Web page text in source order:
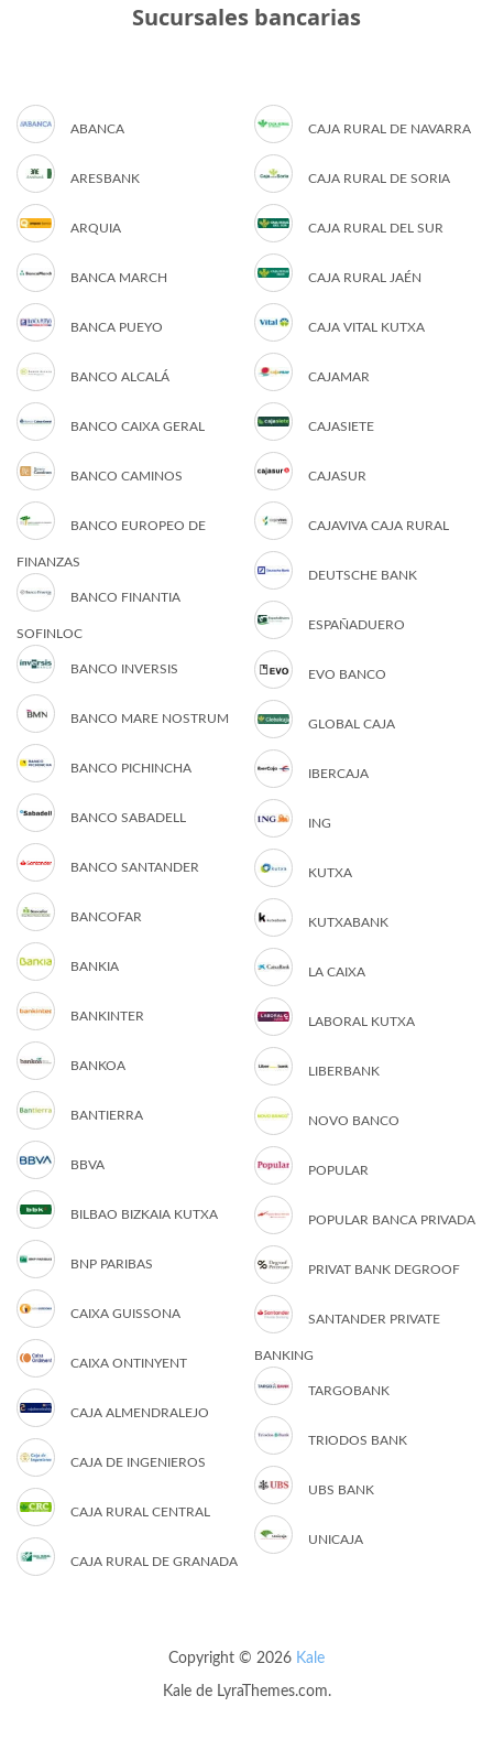
Sucursales bancarias
ABANCA
ARESBANK
ARQUIA
BANCA MARCH
BANCA PUEYO
BANCO ALCALÁ
BANCO CAIXA GERAL
BANCO CAMINOS
BANCO EUROPEO DE
FINANZAS
BANCO FINANTIA
SOFINLOC
BANCO INVERSIS
BANCO MARE NOSTRUM
BANCO PICHINCHA
BANCO SABADELL
BANCO SANTANDER
BANCOFAR
BANKIA
BANKINTER
BANKOA
BANTIERRA
BBVA
BILBAO BIZKAIA KUTXA
BNP PARIBAS
CAIXA GUISSONA
CAIXA ONTINYENT
CAJA ALMENDRALEJO
CAJA DE INGENIEROS
CAJA RURAL CENTRAL
CAJA RURAL DE GRANADA
CAJA RURAL DE NAVARRA
CAJA RURAL DE SORIA
CAJA RURAL DEL SUR
CAJA RURAL JAÉN
CAJA VITAL KUTXA
CAJAMAR
CAJASIETE
CAJASUR
CAJAVIVA CAJA RURAL
DEUTSCHE BANK
ESPAÑADUERO
EVO BANCO
GLOBAL CAJA
IBERCAJA
ING
KUTXA
KUTXABANK
LA CAIXA
LABORAL KUTXA
LIBERBANK
NOVO BANCO
POPULAR
POPULAR BANCA PRIVADA
PRIVAT BANK DEGROOF
SANTANDER PRIVATE
BANKING
TARGOBANK
TRIODOS BANK
UBS BANK
UNICAJA
Copyright © 2026 Kale
Kalede LyraThemes.com.